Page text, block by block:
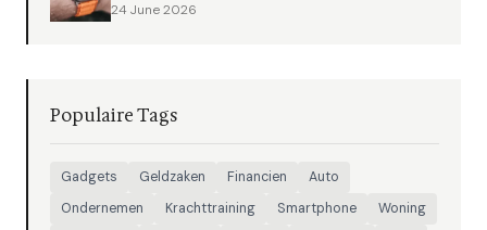
24 June 2026
Populaire Tags
Gadgets Geldzaken Financien
Auto
Ondernemen
Krachttraining Smartphone
Woning